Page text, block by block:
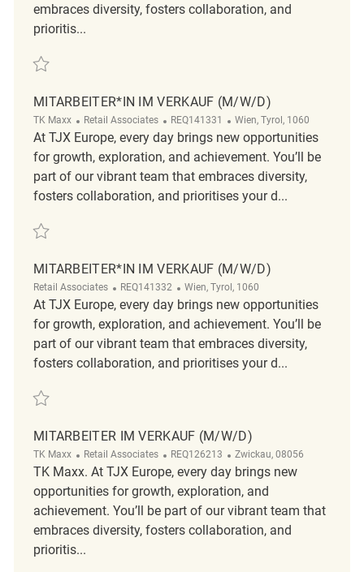
embraces diversity, fosters collaboration, and
prioritis...
Save Mitarbeiter im Verkauf (M/W/D) REQ132095
MITARBEITER*IN IM VERKAUF (M/W/D)
TK Maxx Category
Retail Associates ReqId
REQ141331 Location
Wien, Tyrol, 1060
At TJX Europe, every day brings new opportunities
for growth, exploration, and achievement. You’ll be
part of our vibrant team that embraces diversity,
fosters collaboration, and prioritises your d...
Save Mitarbeiter*in im Verkauf (m/w/d) REQ141331
MITARBEITER*IN IM VERKAUF (M/W/D)
Category
Retail Associates ReqId
REQ141332 Location
Wien, Tyrol, 1060
At TJX Europe, every day brings new opportunities
for growth, exploration, and achievement. You’ll be
part of our vibrant team that embraces diversity,
fosters collaboration, and prioritises your d...
Save Mitarbeiter*in im Verkauf (m/w/d) REQ141332
MITARBEITER IM VERKAUF (M/W/D)
TK Maxx Category
Retail Associates ReqId
REQ126213 Location
Zwickau, 08056
TK Maxx. At TJX Europe, every day brings new
opportunities for growth, exploration, and
achievement. You’ll be part of our vibrant team that
embraces diversity, fosters collaboration, and
prioritis...